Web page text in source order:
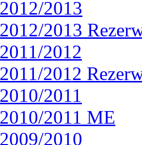
2013
2013
2012
2012
2011
2011 ME
2010